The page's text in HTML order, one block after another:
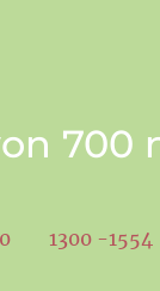
700
1300 -1554